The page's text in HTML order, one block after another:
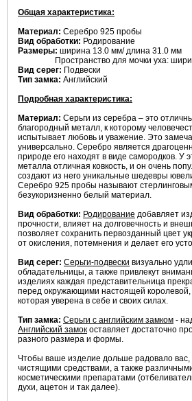
Общая характеристика:
Материал: Серебро 925 пробы
Вид обработки: Родирование
Размеры: ширина 13.0 мм/ длина 31.0 мм
Пространство для мочки уха:
Вид серег: Подвески
Тип замка: Английский
Подробная характеристика:
Материал: Серьги из серебра – это
благородный металл, к которому
испытывает любовь и уважение. Это
универсально. Серебро является
природе его находят в виде самородков. У
металла отличная ковкость, и он очень
создают из него уникальные шедевры
Серебро 925 пробы называют
безукоризненно белый материал.
Вид обработки: Родирование добавляет
прочности, влияет на долговечность и
позволяет сохранить первозданный цвет
от окисления, потемнения и делает его
Вид серег: Серьги-подвески визуально
обладательницы, а также привлекут
изделиях каждая представительница
перед окружающими настоящей
которая уверена в себе и своих силах.
Тип замка: Серьги с английским замком -
Английский замок оставляет достаточно
разного размера и формы.
Чтобы ваше изделие дольше радовало вас,
чистящими средствами, а также
косметическими препаратами
духи, ацетон и так далее).